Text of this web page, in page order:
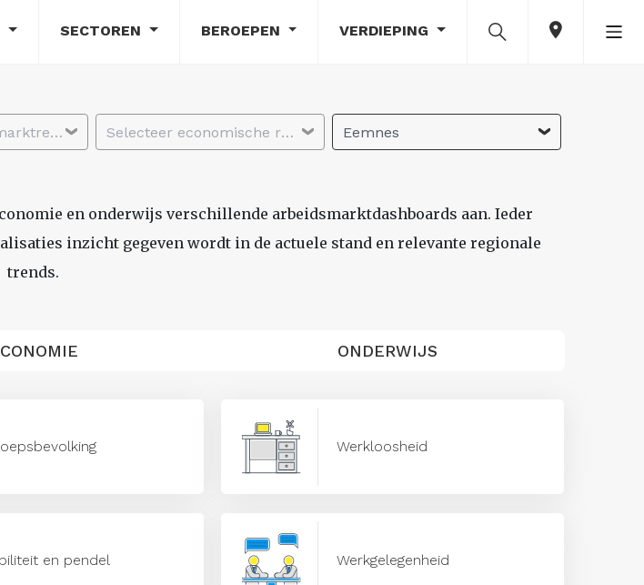
SECTOREN BEROEPEN VERDIEPING
Selecteer arbeidsmarktregio Selecteer economische regio Eemnes
en onderwijs verschillende arbeidsmarktdashboards aan. Ieder
inzicht gegeven wordt in de actuele stand en relevante regionale
trends.
ONDERWIJS
Werkloosheid
en pendel Werkgelegenheid